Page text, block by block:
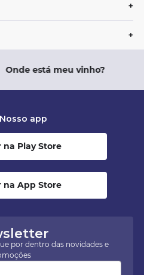
+
+
Onde está meu vinho?
por dentro das novidades e
app
na Play Store
na App Store